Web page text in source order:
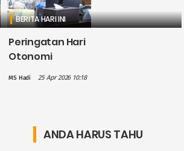
BERITA HARI INI
Peringatan Hari
Otonomi
Hilmy: Hak
Sekadar
Wacana
MS Hadi 25 Apr 2026 10:18
ANDA HARUS TAHU